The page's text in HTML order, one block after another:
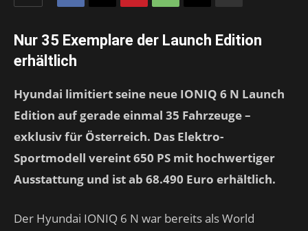
Nur 35 Exemplare der Launch Edition
erhältlich
Hyundai limitiert seine neue IONIQ 6 N Launch
Edition auf gerade einmal 35 Fahrzeuge –
exklusiv für Österreich. Das Elektro-
Sportmodell vereint 650 PS mit hochwertiger
Ausstattung und ist ab 68.490 Euro erhältlich.
Der Hyundai IONIQ 6 N war bereits als World